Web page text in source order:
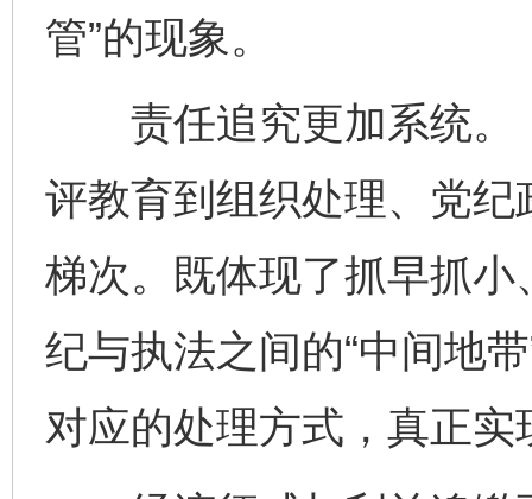
管”的现象。
责任追究更加系统。
评教育到组织处理、党
梯次。既体现了抓早抓
纪与执法之间的“中间地
对应的处理方式，真正实